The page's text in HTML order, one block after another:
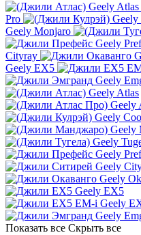
Geely Atlas
Pro
Geely
Geely Monjaro
Geely
Cityray
Geely EX5
Geely
Geely Atlas
Geely
Geely
Geely
Geely
Geely
Geely
Geely
Geely EX5
Geely
Geely
Показать все Скрыть все